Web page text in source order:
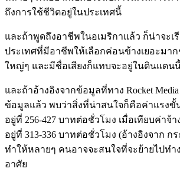
ถึงการใช้ชีวิตอยู่ในประเทศนี้
และถ้าพูดถึงอาชีพในอเมริกาแล้ว ก็น่าจะเ
ประเทศที่มีอาชีพให้เลือกค่อนข้างเยอะมา
ใหญ่ๆ และมีชื่อเสียงก็แทบจะอยู่ในดินแดนนี้
และถ้าอ้างอิงจากข้อมูลที่ทาง Rocket
ข้อมูลแล้ว พบว่าสิ่งที่น่าสนใจก็คือค่าแรงขั้
อยู่ที่ 256-427 บาทต่อชั่วโมง เมื่อเทียบค่าจ้
อยู่ที่ 313-336 บาทต่อชั่วโมง (อ้างอิงจาก กร
ทำให้หลายๆ คนอาจจะสนใจที่จะย้ายไปท
อาศัย